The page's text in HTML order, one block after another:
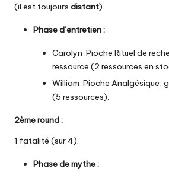
(il est toujours distant).
Phase d’entretien :
Carolyn :Pioche Rituel de
ressource (2 ressources en
William :Pioche Analgésique,
(5 ressources).
2ème round :
1 fatalité (sur 4).
Phase de mythe: